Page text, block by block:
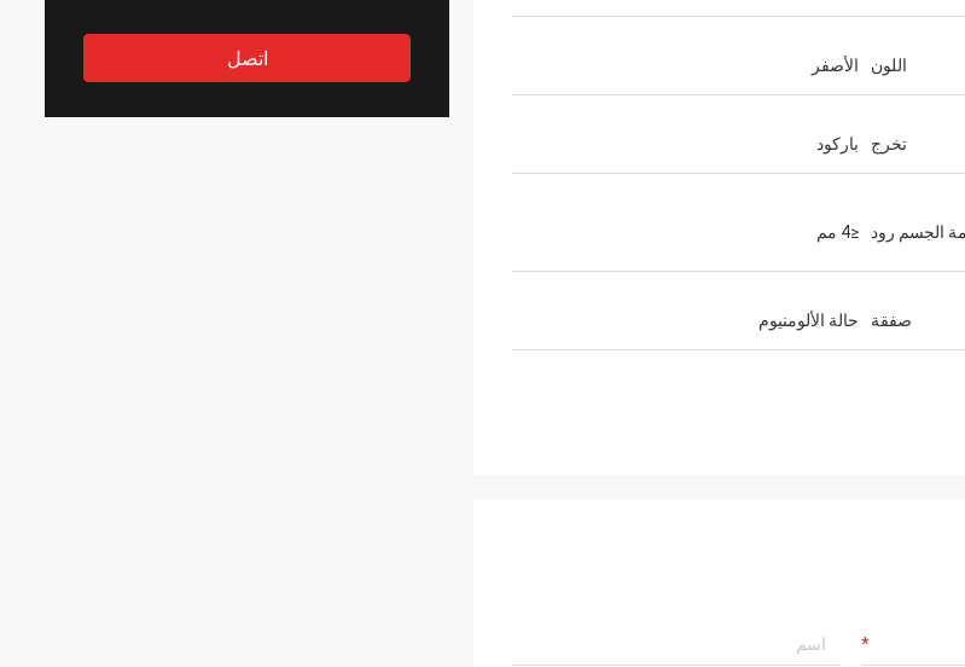
اتصل اللون الأصفر
تخرج باركود
الجسم رود ≤4 مم
صفقة حالة الألومنيوم